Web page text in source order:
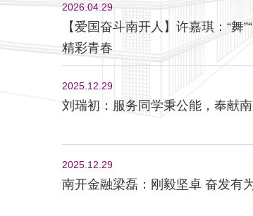
2026.04.29
【爱国奋斗南开人】许嘉琪：“舞
精彩青春
2025.12.29
刘瑞初：服务同学秉公能，奉献
2025.12.29
南开金融梁磊：刚毅坚卓 奋发有